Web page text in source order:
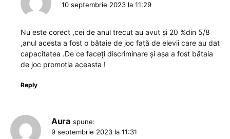
10 septembrie 2023 la 11:29
Nu este corect ,cei de anul trecut au avut și 20 %din 5/8
,anul acesta a fost o bătaie de joc față de elevii care au dat
capacitatea .De ce faceți discriminare și așa a fost bătaia
de joc promoția aceasta !
Reply
Aura spune:
9 septembrie 2023 la 11:31